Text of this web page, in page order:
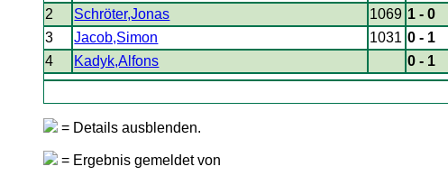
2
Schröter,Jonas 1069 1 - 0
3
Jacob,Simon 1031 0 - 1
4
Kadyk,Alfons 0 - 1
= Details ausblenden.
= Ergebnis gemeldet von